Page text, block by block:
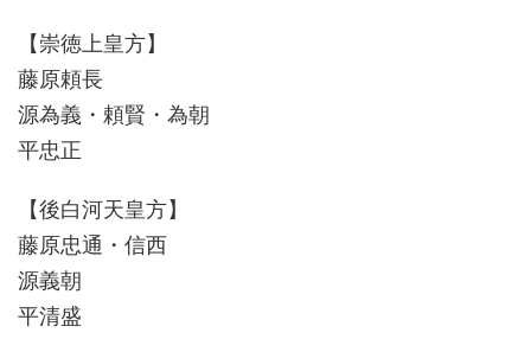
【崇徳上皇方】
藤原頼長
源為義・頼賢・為朝
平忠正
【後白河天皇方】
藤原忠通・信西
源義朝
平清盛